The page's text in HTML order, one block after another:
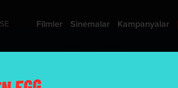
Filmler Sinemalar Kampanyalar